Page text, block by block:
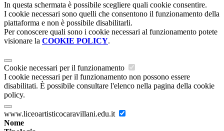
In questa schermata è possibile scegliere quali cookie consentire.
I cookie necessari sono quelli che consentono il funzionamento della
piattaforma e non è possibile disabilitarli.
Per conoscere quali sono i cookie necessari al funzionamento potete
visionare la COOKIE POLICY.
Cookie necessari per il funzionamento
I cookie necessari per il funzionamento non possono essere
disabilitati. È possibile consultare l'elenco nella pagina della cookie
policy.
www.liceoartisticocaravillani.edu.it
Nome